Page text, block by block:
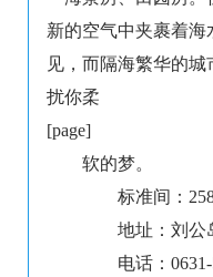
新的空气中夹裹着
见，而隔海繁华的
扰你柔
[page]
软的梦。
标准间：
地址：刘公岛
电话：0631-